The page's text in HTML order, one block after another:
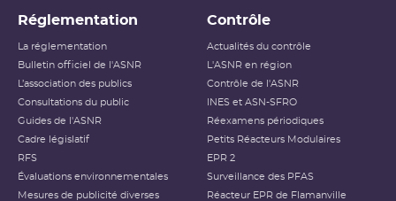
Réglementation
La réglementation
Bulletin officiel de l'ASNR
L’association des publics
Consultations du public
Guides de l'ASNR
Cadre législatif
RFS
Évaluations environnementales
Mesures de publicité diverses
Contrôle
Actualités du contrôle
L'ASNR en région
Contrôle de l'ASNR
INES et ASN-SFRO
Réexamens périodiques
Petits Réacteurs Modulaires
EPR 2
Surveillance des PFAS
Réacteur EPR de Flamanville